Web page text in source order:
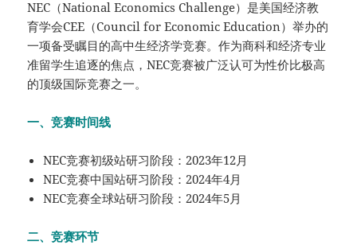
NEC（National Economics Challenge）是美国经济教
育学会CEE（Council for Economic Education）举办的
一项备受瞩目的高中生经济学竞赛。作为商科和经济专业
准留学生追逐的焦点，NEC竞赛被广泛认可为性价比极高
的顶级国际竞赛之一。
一、竞赛时间线
NEC竞赛初级站研习阶段：2023年12月
NEC竞赛中国站研习阶段：2024年4月
NEC竞赛全球站研习阶段：2024年5月
二、竞赛环节